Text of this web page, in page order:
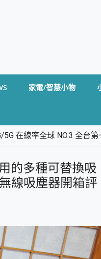
家電/智慧小物
在線率全球 NO.3 全台
固態硬碟開箱 評測
Eco 太陽能防水雲端
14吋 開箱評價，AI
2 億畫素 LumaColor 影像
14吋 AI輕薄筆電 開箱 評測
razr 60 冰藍限定版
的多種可替換吸
線吸塵器開箱評